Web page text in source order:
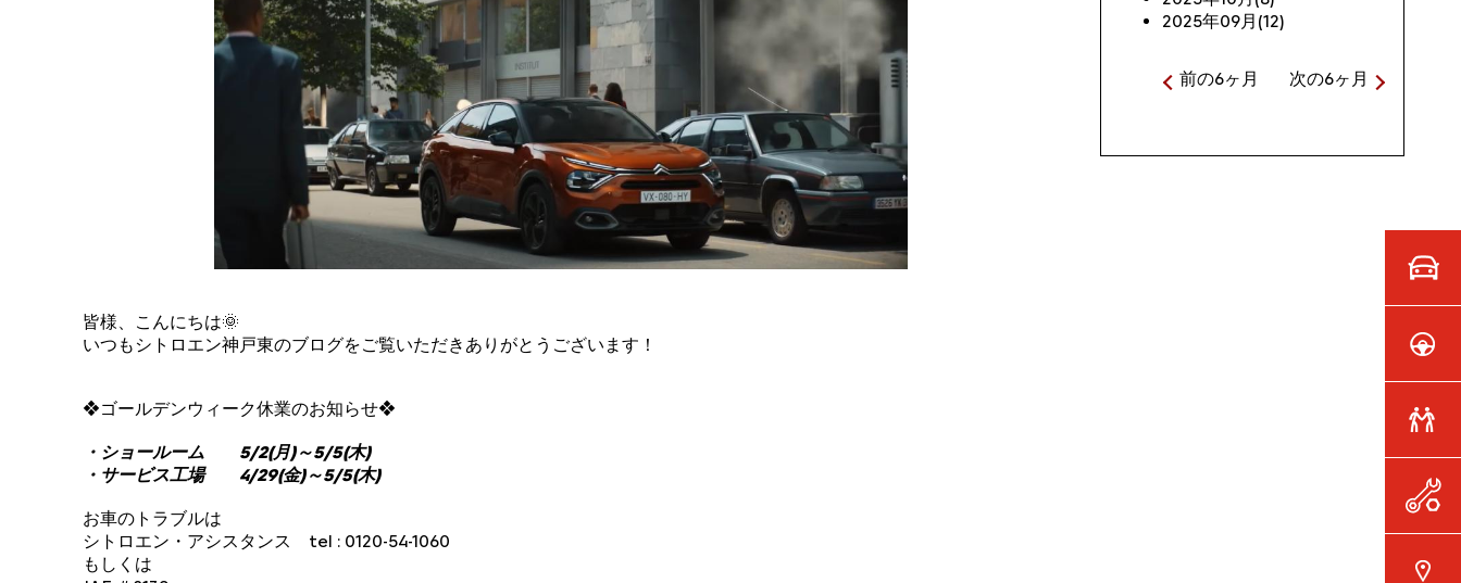
皆様、こんにちは🌞
いつもシトロエン神戸東のブログをご覧いただきありがとうございます！
❖ゴールデンウィーク休業のお知らせ❖
・ショールーム 5/2(月)～5/5(木)
・サービス工場 4/29(金)～5/5(木)
お車のトラブルは
シトロエン・アシスタンス tel : 0120-54-1060
もしくは
2025年09月(12)
前の6ヶ月 次の6ヶ月